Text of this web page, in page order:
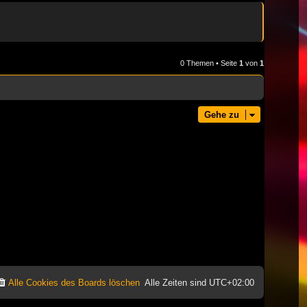
0 Themen • Seite 1 von 1
Gehe zu
Alle Zeiten sind UTC+02:00
Alle Cookies des Boards löschen